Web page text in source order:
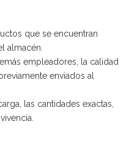
que se encuentran
almacén.
empleadores, la calidad
enviados al
las cantidades exactas,